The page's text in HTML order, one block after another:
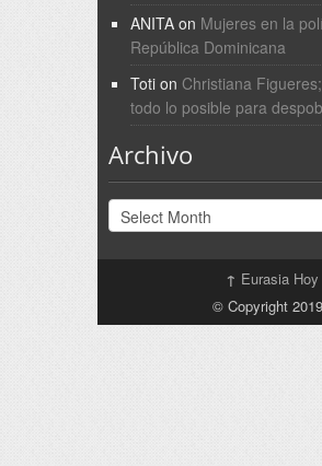
ANITAon Mujeres en la
República Dominicana
Totion Christiana
todo lo posible para
Archivo
Archivo
↑ Eurasia Hoy
© Copyright 2019